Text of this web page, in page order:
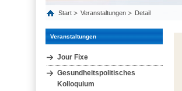
Start Veranstaltungen Detail
Veranstaltungen
Jour Fixe
Gesundheitspolitisches
Kolloquium